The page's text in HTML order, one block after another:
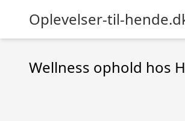
Oplevelser-til-
Wellness ophold hos